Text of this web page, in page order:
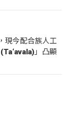
現今配合族人工
」凸顯